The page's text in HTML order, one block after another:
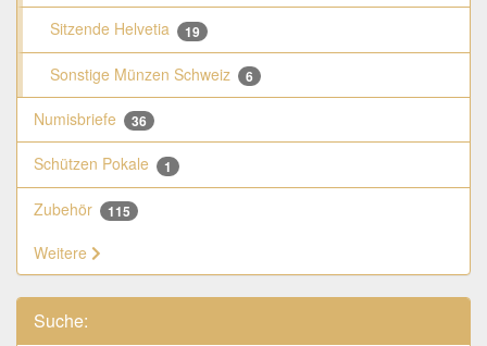
Sitzende Helvetia 19
Sonstige Münzen Schweiz 6
Numisbriefe 36
Schützen Pokale 1
Zubehör 115
Weitere
Suche: